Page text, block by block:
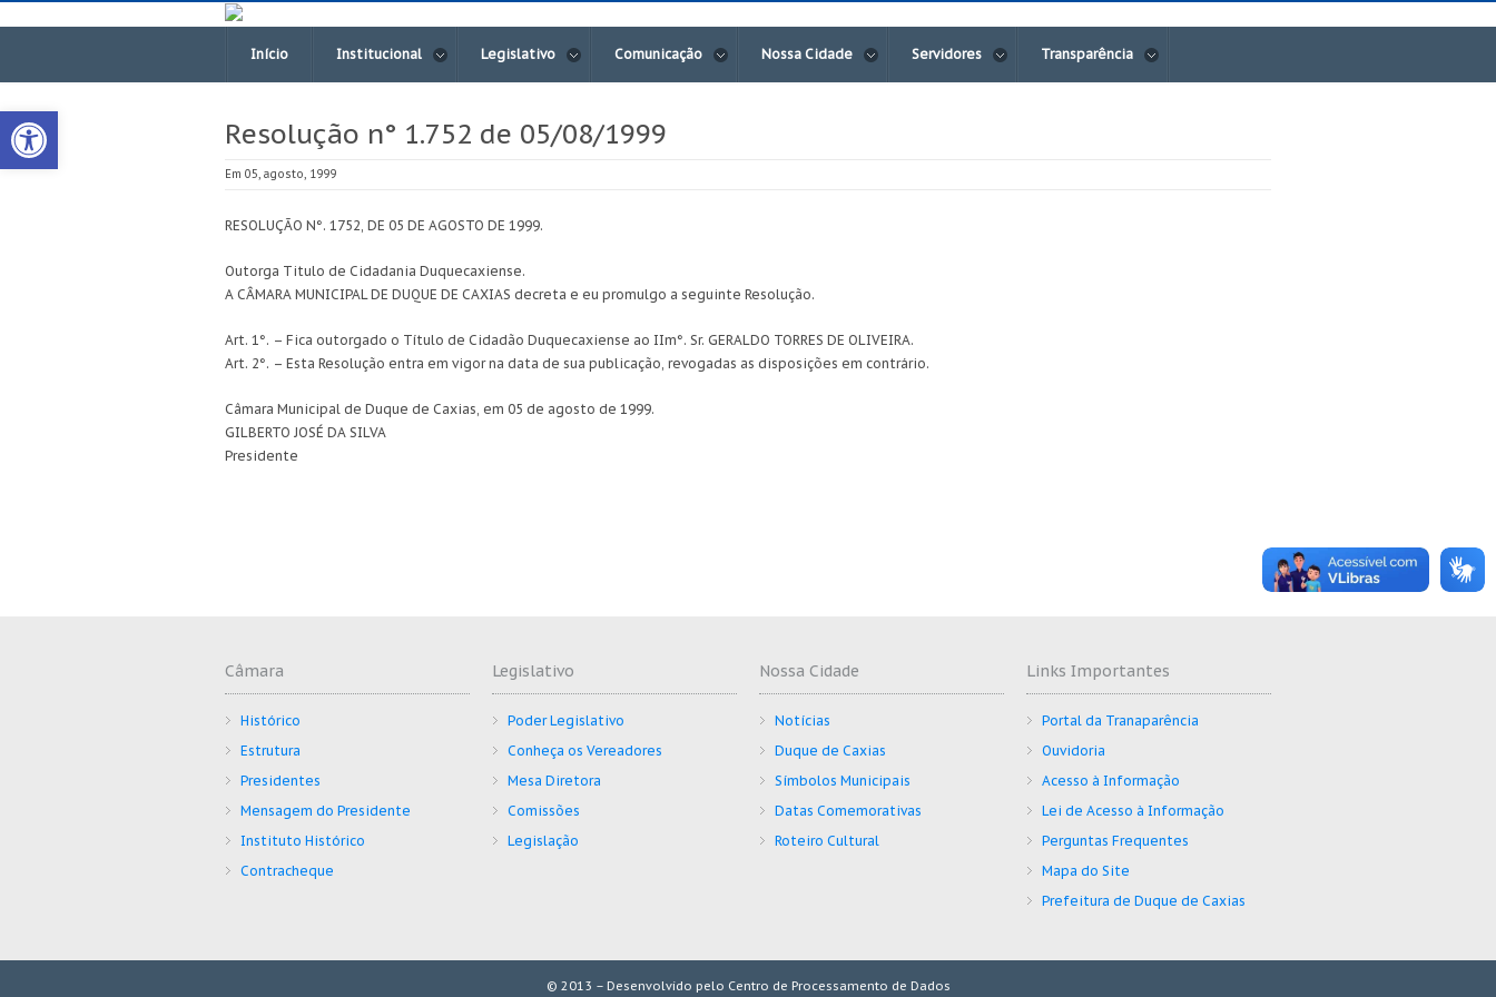
Open toolbar
Início Institucional Legislativo Comunicação Nossa Cidade Servidores Transparência
Resolução n° 1.752 de 05/08/1999
Em 05, agosto, 1999
RESOLUÇÃO N°. 1752, DE 05 DE AGOSTO DE 1999.
Outorga Titulo de Cidadania Duquecaxiense.
A CÂMARA MUNICIPAL DE DUQUE DE CAXIAS decreta e eu promulgo a seguinte Resolução.
Art. 1°. – Fica outorgado o Título de Cidadão Duquecaxiense ao IIm°. Sr. GERALDO TORRES DE OLIVEIRA.
Art. 2°. – Esta Resolução entra em vigor na data de sua publicação, revogadas as disposições em contrário.
Câmara Municipal de Duque de Caxias, em 05 de agosto de 1999.
GILBERTO JOSÉ DA SILVA
Presidente
Câmara
Histórico
Estrutura
Presidentes
Mensagem do Presidente
Instituto Histórico
Contracheque
Legislativo
Poder Legislativo
Conheça os Vereadores
Mesa Diretora
Comissões
Legislação
Nossa Cidade
Notícias
Duque de Caxias
Símbolos Municipais
Datas Comemorativas
Roteiro Cultural
Links Importantes
Portal da Tranaparência
Ouvidoria
Acesso à Informação
Lei de Acesso à Informação
Perguntas Frequentes
Mapa do Site
Prefeitura de Duque de Caxias
© 2013 – Desenvolvido pelo Centro de Processamento de Dados